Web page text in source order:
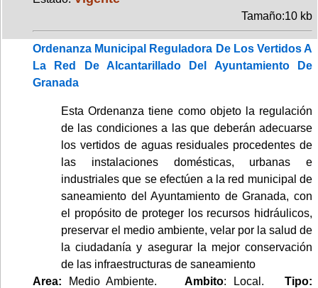
Tamaño:10 kb
Ordenanza Municipal Reguladora De Los Vertidos A
La Red De Alcantarillado Del Ayuntamiento De
Granada
Esta Ordenanza tiene como objeto la regulación
de las condiciones a las que deberán adecuarse
los vertidos de aguas residuales procedentes de
las instalaciones domésticas, urbanas e
industriales que se efectúen a la red municipal de
saneamiento del Ayuntamiento de Granada, con
el propósito de proteger los recursos hidráulicos,
preservar el medio ambiente, velar por la salud de
la ciudadanía y asegurar la mejor conservación
de las infraestructuras de saneamiento
Area: Medio Ambiente.Ambito: Local.Tipo: